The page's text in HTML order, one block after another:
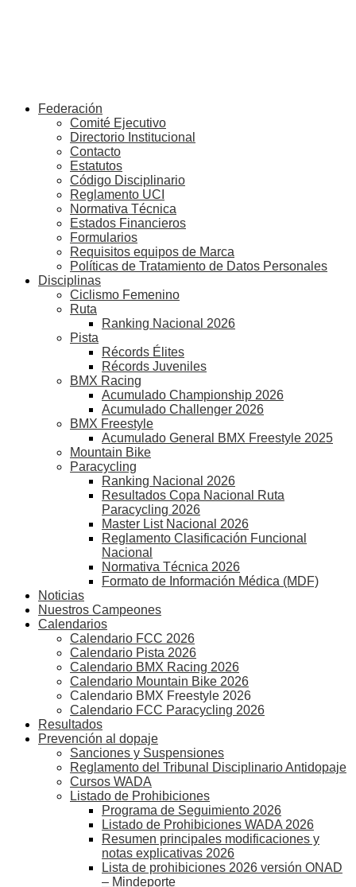
Federación
Comité Ejecutivo
Directorio Institucional
Contacto
Estatutos
Código Disciplinario
Reglamento UCI
Normativa Técnica
Estados Financieros
Formularios
Requisitos equipos de Marca
Políticas de Tratamiento de Datos Personales
Disciplinas
Ciclismo Femenino
Ruta
Ranking Nacional 2026
Pista
Récords Élites
Récords Juveniles
BMX Racing
Acumulado Championship 2026
Acumulado Challenger 2026
BMX Freestyle
Acumulado General BMX Freestyle 2025
Mountain Bike
Paracycling
Ranking Nacional 2026
Resultados Copa Nacional Ruta
Paracycling 2026
Master List Nacional 2026
Reglamento Clasificación Funcional
Nacional
Normativa Técnica 2026
Formato de Información Médica (MDF)
Noticias
Nuestros Campeones
Calendarios
Calendario FCC 2026
Calendario Pista 2026
Calendario BMX Racing 2026
Calendario Mountain Bike 2026
Calendario BMX Freestyle 2026
Calendario FCC Paracycling 2026
Resultados
Prevención al dopaje
Sanciones y Suspensiones
Reglamento del Tribunal Disciplinario Antidopaje
Cursos WADA
Listado de Prohibiciones
Programa de Seguimiento 2026
Listado de Prohibiciones WADA 2026
Resumen principales modificaciones y
notas explicativas 2026
Lista de prohibiciones 2026 versión ONAD
– Mindeporte